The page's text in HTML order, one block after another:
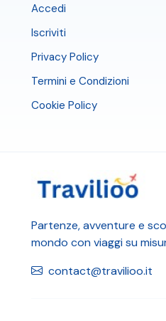
Accedi
Iscriviti
Privacy Policy
Termini e Condizioni
Cookie Policy
Partenze, avventure e
mondo con viaggi su
contact@travilioo.it